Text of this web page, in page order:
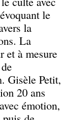
le
la
La
et à mesure
Gisèle Petit,
20 ans
émotion,